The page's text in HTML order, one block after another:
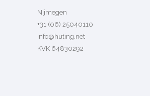
Nijmegen
+31 (06) 25040110
info@huting.net
KVK 64830292